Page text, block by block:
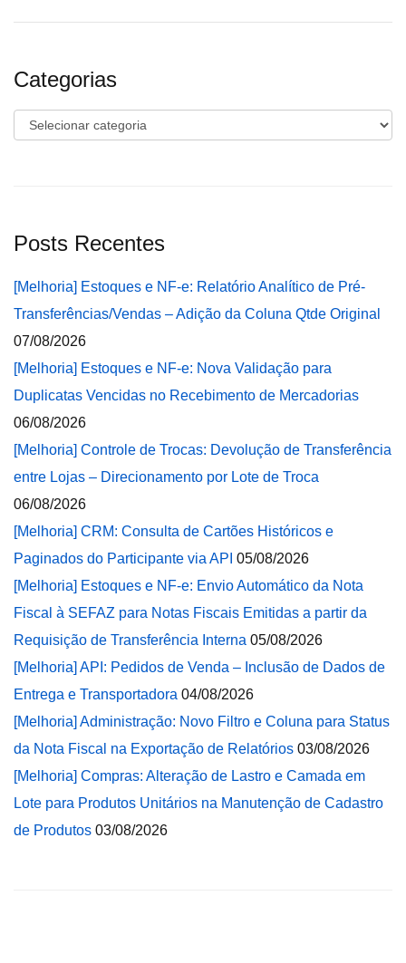
Categorias
Categorias
Posts Recentes
[Melhoria] Estoques e NF-e: Relatório Analítico de Pré-
Transferências/Vendas – Adição da Coluna Qtde Original
07/08/2026
[Melhoria] Estoques e NF-e: Nova Validação para
Duplicatas Vencidas no Recebimento de Mercadorias
06/08/2026
[Melhoria] Controle de Trocas: Devolução de Transferência
entre Lojas – Direcionamento por Lote de Troca
06/08/2026
[Melhoria] CRM: Consulta de Cartões Históricos e
Paginados do Participante via API 05/08/2026
[Melhoria] Estoques e NF-e: Envio Automático da Nota
Fiscal à SEFAZ para Notas Fiscais Emitidas a partir da
Requisição de Transferência Interna 05/08/2026
[Melhoria] API: Pedidos de Venda – Inclusão de Dados de
Entrega e Transportadora 04/08/2026
[Melhoria] Administração: Novo Filtro e Coluna para Status
da Nota Fiscal na Exportação de Relatórios 03/08/2026
[Melhoria] Compras: Alteração de Lastro e Camada em
Lote para Produtos Unitários na Manutenção de Cadastro
de Produtos 03/08/2026